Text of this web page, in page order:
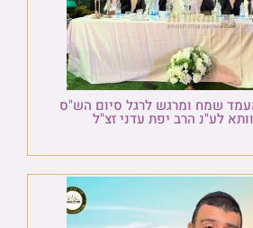
שמח ומרגש לרגל סיום הש"ס
לע"נ הרב יפת עדני זצ"ל